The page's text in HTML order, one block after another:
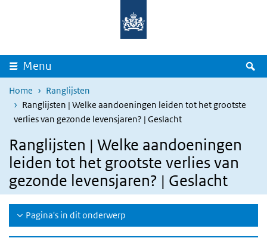
Overslaan en naar de inhoud gaan
Menu
Home
Ranglijsten
Ranglijsten | Welke aandoeningen leiden tot het grootste
verlies van gezonde levensjaren? | Geslacht
Ranglijsten | Welke aandoeningen
leiden tot het grootste verlies van
gezonde levensjaren? | Geslacht
Pagina's in dit onderwerp